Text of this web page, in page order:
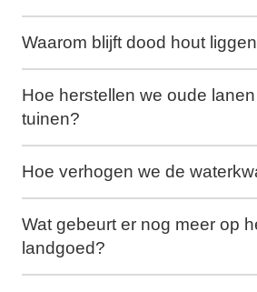
Waarom blijft dood hout
Hoe herstellen we oude
tuinen?
Hoe verhogen we de
Wat gebeurt er nog meer op
landgoed?